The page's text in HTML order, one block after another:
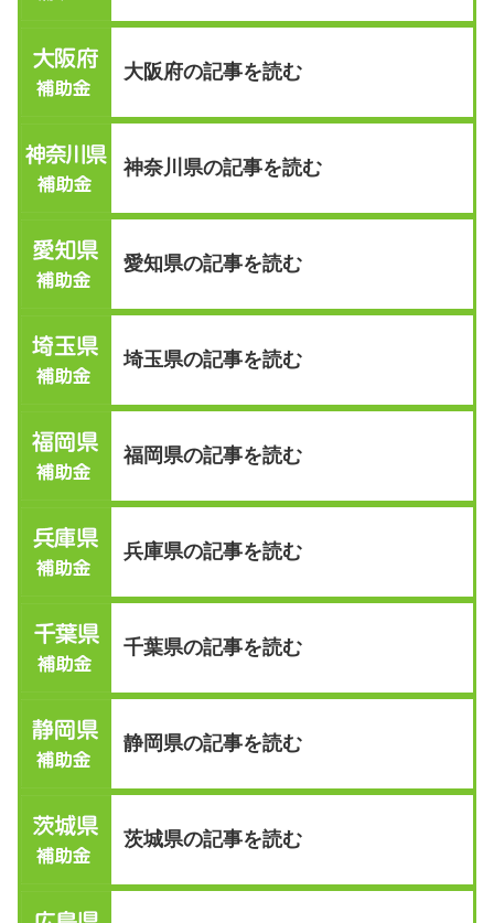
大阪府の記事を読む
神奈川県の記事を読む
愛知県の記事を読む
埼玉県の記事を読む
福岡県の記事を読む
兵庫県の記事を読む
千葉県の記事を読む
静岡県の記事を読む
茨城県の記事を読む